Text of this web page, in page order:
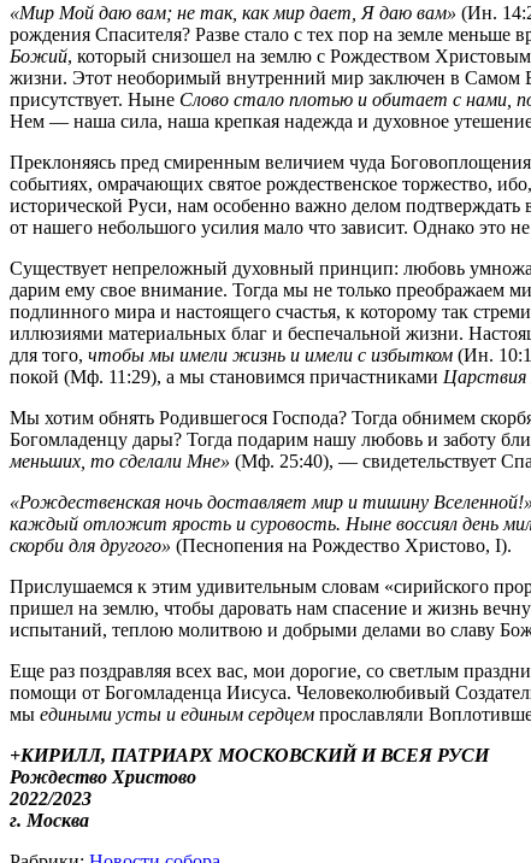
«Мир Мой даю вам; не так, как мир дает, Я даю вам» (Ин.
рождения Спасителя? Разве стало с тех пор на земле
Божий, который снизошел на землю с Рождеством
жизни. Этот необоримый внутренний мир заключен в Самом
присутствует. Ныне Слово стало плотью и обитает с нами,
Нем — наша сила, наша крепкая надежда и духовное утешение
Преклоняясь пред смиренным величием чуда
событиях, омрачающих святое рождественское торжество,
исторической Руси, нам особенно важно делом
от нашего небольшого усилия мало что зависит. Однако это не
Существует непреложный духовный принцип: любовь
дарим ему свое внимание. Тогда мы не только преображаем
подлинного мира и настоящего счастья, к которому так
иллюзиями материальных благ и беспечальной жизни.
для того, чтобы мы имели жизнь и имели с избытком (Ин.
покой (Мф. 11:29), а мы становимся причастниками Царствия
Мы хотим обнять Родившегося Господа? Тогда обнимем
Богомладенцу дары? Тогда подарим нашу любовь и заботу
меньших, то сделали Мне» (Мф. 25:40), — свидетельствует
«Рождественская ночь доставляет мир и тишину Вселенной!»
каждый отложит ярость и суровость. Ныне воссиял день
скорби для другого» (Песнопения на Рождество Христово, I).
Прислушаемся к этим удивительным словам «сирийского
пришел на землю, чтобы даровать нам спасение и жизнь
испытаний, теплою молитвою и добрыми делами во славу
Еще раз поздравляя всех вас, мои дорогие, со светлым
помощи от Богомладенца Иисуса. Человеколюбивый
мы едиными усты и единым сердцем прославляли
+КИРИЛЛ, ПАТРИАРХ МОСКОВСКИЙ И ВСЕЯ РУСИ
Рождество Христово
2022/2023
г. Москва